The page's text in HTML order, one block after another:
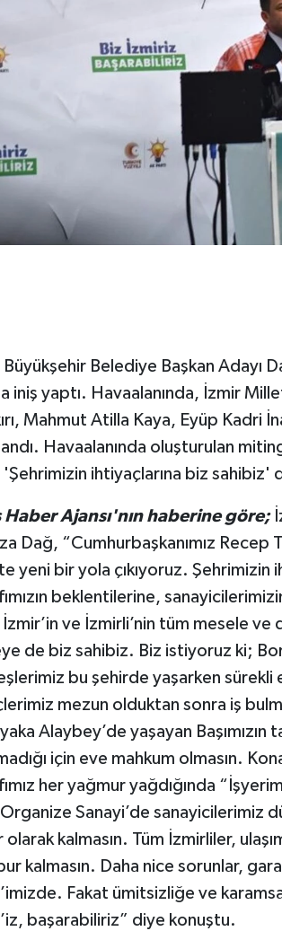
Büyükşehir Belediye Başkan Adayı
iniş yaptı. Havaalanında, İzmir
Mahmut Atilla Kaya, Eyüp Kadri
Havaalanında oluşturulan
'Şehrimizin ihtiyaçlarına biz sahibiz'
Haber Ajansı'nın haberine göre;
Dağ, “Cumhurbaşkanımız
yeni bir yola çıkıyoruz.
beklentilerine,
İzmir’in ve İzmirli’nin tüm mesele
de biz sahibiz. Biz istiyoruz ki;
bu şehirde yaşarken sürekli
mezun olduktan sonra iş
Alaybey’de yaşayan
için eve mahkum olmasın.
her yağmur yağdığında
Sanayi’de sanayicilerimiz
olarak kalmasın. Tüm İzmirliler,
kalmasın. Daha nice sorunlar,
Fakat ümitsizliğe ve
başarabiliriz” diye konuştu.